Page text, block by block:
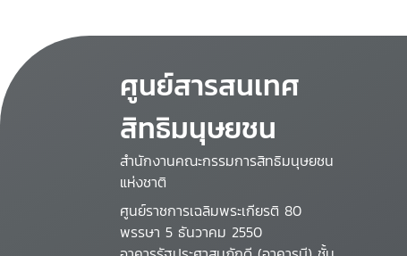
ศูนย์สารสนเทศ
สิทธิมนุษยชน
สำนักงานคณะกรรมการสิทธิมนุษยชน
แห่งชาติ
ศูนย์ราชการเฉลิมพระเกียรติ 80
พรรษา 5 ธันวาคม 2550